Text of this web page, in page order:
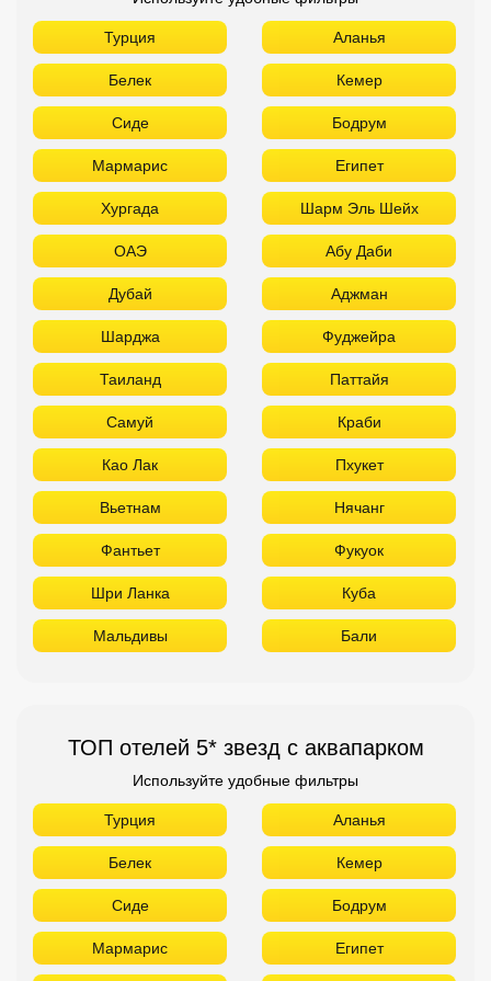
Турция Аланья
Белек Кемер
Сиде Бодрум
Мармарис Египет
Хургада Шарм Эль Шейх
ОАЭ Абу Даби
Дубай Аджман
Шарджа Фуджейра
Таиланд Паттайя
Самуй Краби
Као Лак Пхукет
Вьетнам Нячанг
Фантьет Фукуок
Шри Ланка Куба
Мальдивы Бали
ТОП отелей 5* звезд с аквапарком
Используйте удобные фильтры
Турция Аланья
Белек Кемер
Сиде Бодрум
Мармарис Египет